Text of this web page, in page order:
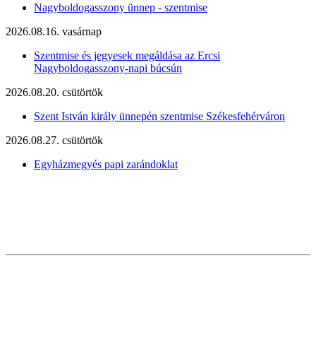
Nagyboldogasszony ünnep - szentmise
2026.08.16. vasárnap
Szentmise és jegyesek megáldása az Ercsi
Nagyboldogasszony-napi búcsún
2026.08.20. csütörtök
Szent István király ünnepén szentmise Székesfehérváron
2026.08.27. csütörtök
Egyházmegyés papi zarándoklat